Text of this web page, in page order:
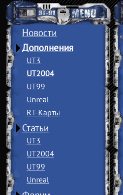
Новости
Дополнения
UT3
UT2004
UT99
Unreal
RT-Карты
Статьи
UT3
UT2004
UT99
Unreal